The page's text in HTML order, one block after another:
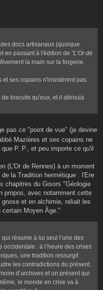
docs artisanaux (quoique
en passant à l'édition de "L'Or de
la main sur la forgerie.
et ses copains n'insistèrent pas.
biscuits qu'eux, et il déroula
pas ce "point de vue" (je devine
Mazières et ses copains ne
P. P., et peu importe ce qu'il
(L'Or de Rennes) à un moment
la Tradition hermétique : l'Ere
chapitres du Gisors "Géologie
propos, avec notamment cette
et en alchimie, reliait les
Moyen Âge."
résume à lui seul l’une des
: à l’heure des crises
une tradition ressurgit
les contradictions du présent.
d’archives et un présent qui
le monde en crise va à